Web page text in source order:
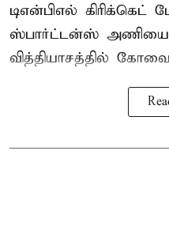
டிஎன்பிஎல் கிரிக்கெட்
ஸ்பார்ட்டன்ஸ்
வித்தியாசத்தில்